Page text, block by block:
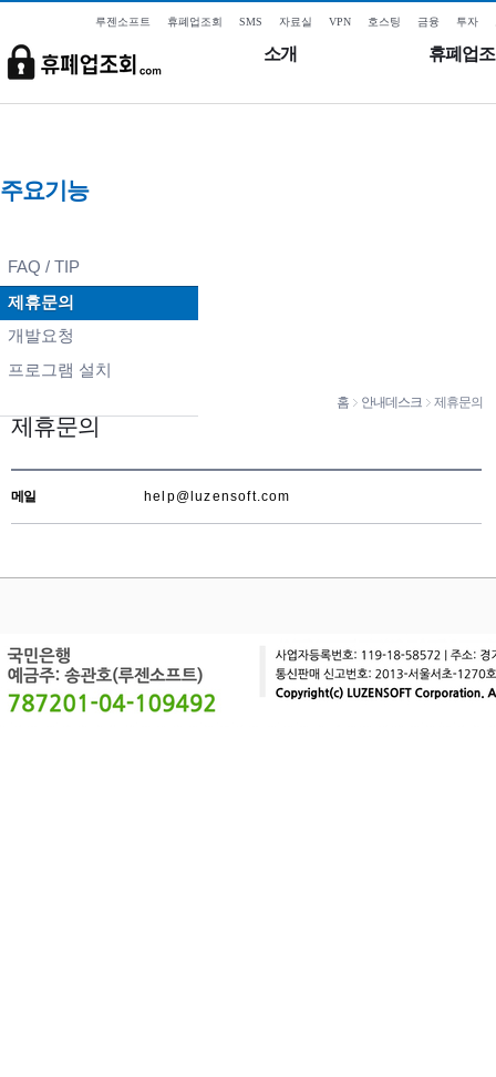
루젠소프트 휴폐업조회 SMS 자료실 VPN 호스팅 금융 투자
소개 휴폐업
주요기능
FAQ / TIP
제휴문의
개발요청
프로그램 설치
홈 안내데스크 제휴문의
제휴문의
메일 help@luzensoft.com